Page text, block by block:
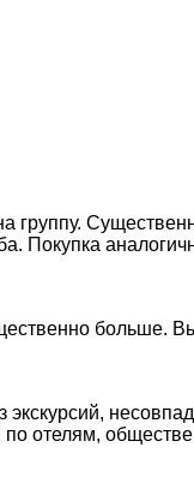
группу.
Покупка
больше.
по отелям,